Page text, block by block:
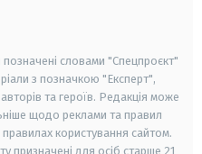
позначені словами "Спецпроєкт"
з позначкою "Експерт",
та героїв. Редакція може
щодо реклами та правил
користування сайтом.
призначені для осіб старше 21